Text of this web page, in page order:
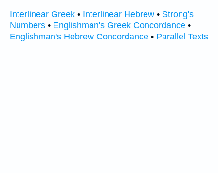
Interlinear Greek • Interlinear Hebrew • Strong's
Numbers • Englishman's Greek Concordance •
Englishman's Hebrew Concordance • Parallel Texts